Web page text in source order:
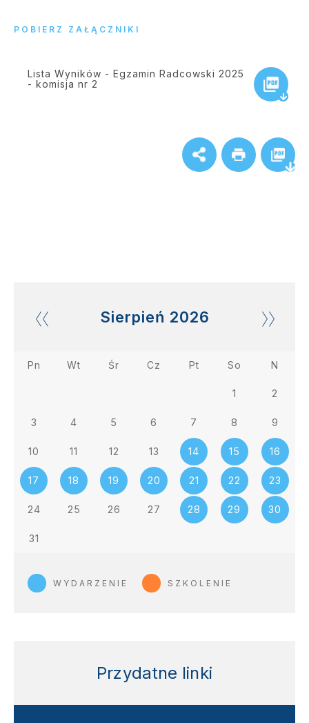
POBIERZ ZAŁĄCZNIKI
Lista Wyników - Egzamin Radcowski 2025
- komisja nr 2
Sierpień 2026
Pn Wt Śr Cz Pt So N
1 2
3 4 5 6 7 8 9
10 11 12 13 14 15 16
17 18 19 20 21 22 23
24 25 26 27 28 29 30
31
WYDARZENIE SZKOLENIE
Przydatne linki